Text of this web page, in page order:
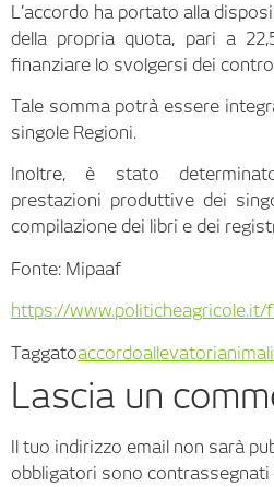
L’accordo ha portato alla
della propria quota, pari a
finanziare lo svolgersi dei
Tale somma potrà essere
singole Regioni.
Inoltre, è stato
prestazioni produttive dei
compilazione dei libri e dei
Fonte: Mipaaf
https://www.politicheagricole.it/
Taggatoaccordoallevatorianimali
Lascia un
Il tuo indirizzo email non sarà
obbligatori sono contrassegnati